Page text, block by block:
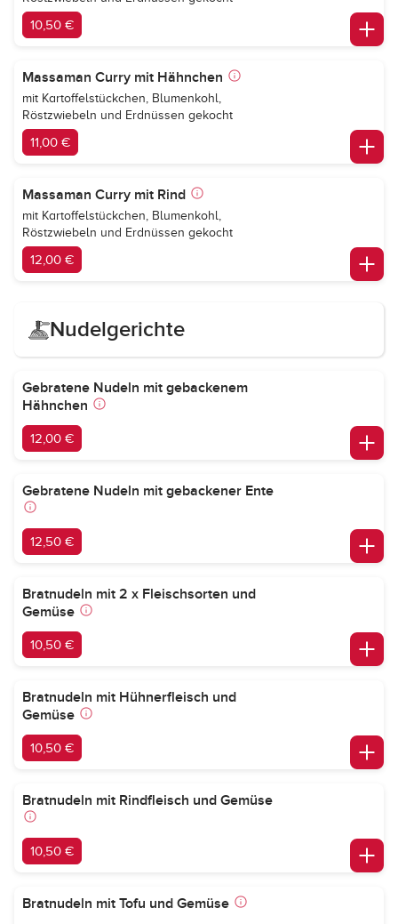
10,50 €
Massaman Curry mit Hähnchen
mit Kartoffelstückchen, Blumenkohl,
Röstzwiebeln und Erdnüssen gekocht
11,00 €
Massaman Curry mit Rind
mit Kartoffelstückchen, Blumenkohl,
Röstzwiebeln und Erdnüssen gekocht
12,00 €
Nudelgerichte
Gebratene Nudeln mit gebackenem
Hähnchen
12,00 €
Gebratene Nudeln mit gebackener Ente
12,50 €
Bratnudeln mit 2 x Fleischsorten und
Gemüse
10,50 €
Bratnudeln mit Hühnerfleisch und
Gemüse
10,50 €
Bratnudeln mit Rindfleisch und Gemüse
10,50 €
Bratnudeln mit Tofu und Gemüse